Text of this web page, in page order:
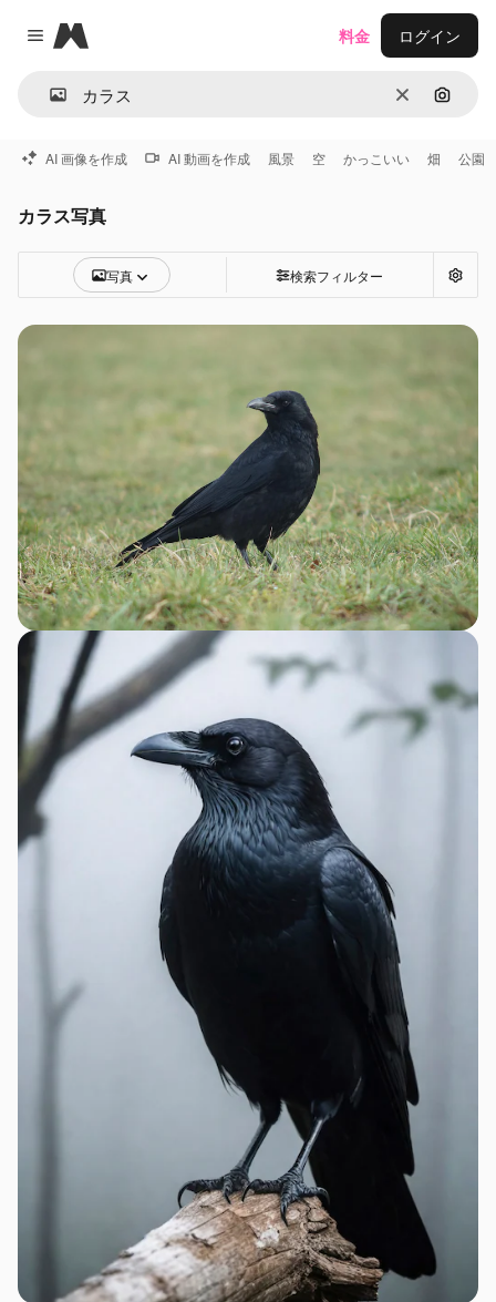
Close menu
Magnific
消去 画像で
料金 ログイン
AI 画像を作成 AI 動画を作成 風景 空 かっこいい 畑 公園
カラス写真
写真 検索フィルター